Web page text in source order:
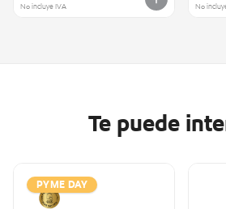
No incluye IVA No
Te puede
PYME DAY